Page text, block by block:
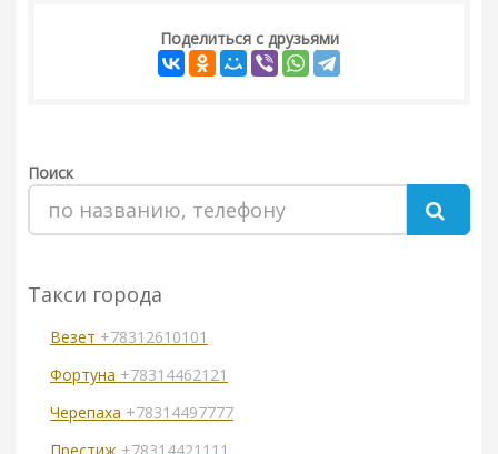
Поделиться с друзьями
Поиск
Такси города
Везет +78312610101
Фортуна +78314462121
Черепаха +78314497777